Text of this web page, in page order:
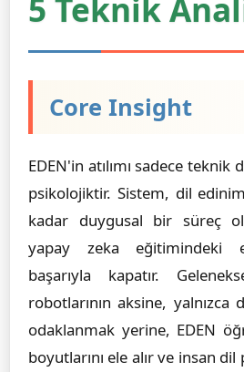
5 Teknik
Core Insight
EDEN'in atılımı sadece teknik
psikolojiktir. Sistem, dil
kadar duygusal bir süreç
yapay zeka eğitimindeki
başarıyla kapatır.
robotlarının aksine, yalnızca
odaklanmak yerine, EDEN
boyutlarını ele alır ve insan